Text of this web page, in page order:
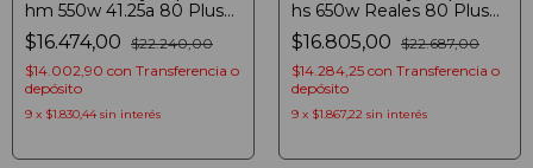
hm 550w 41.25a 80 Plus
Modular Datasoft
$16.474,00 $22.240,00
$14.002,90 con Transferencia o
depósito
9 x $1.830,44 sin interés
hs 650w Reales 80 Plus
Bronze Atx
$16.805,00 $22.687,00
$14.284,25 con Transferencia o
depósito
9 x $1.867,22 sin interés